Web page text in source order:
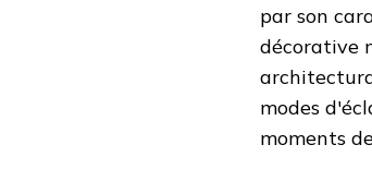
par son
décorative
modes
moments